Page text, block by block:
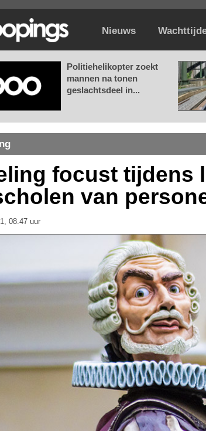
Nieuws
Politiehelikopter zoekt
mannen na tonen
geslachtsdeel in...
focust tijdens
van
08.47 uur